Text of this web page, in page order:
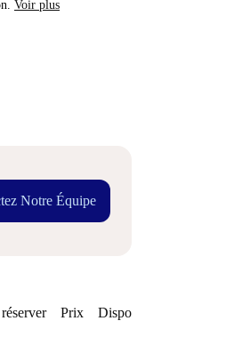
Voir plus
Notre Équipe
Prix Disponibilités